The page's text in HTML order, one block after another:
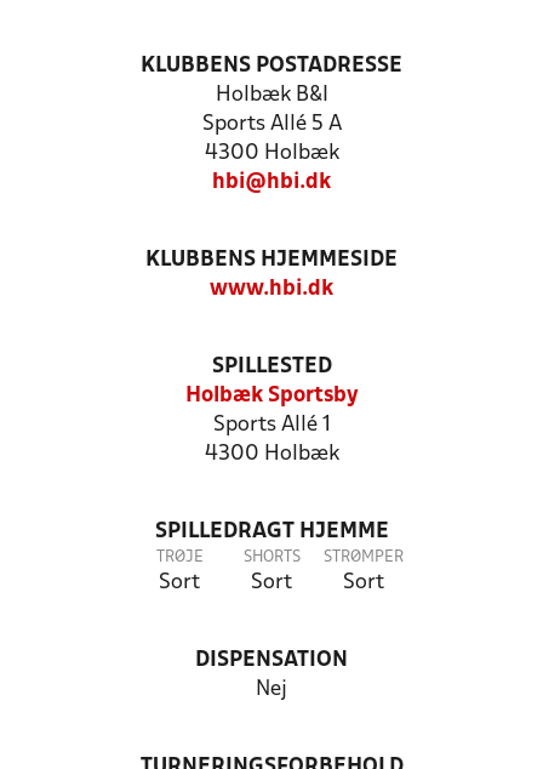
KLUBBENS POSTADRESSE
Holbæk B&I
Sports Allé 5 A
4300 Holbæk
hbi@hbi.dk
KLUBBENS HJEMMESIDE
www.hbi.dk
SPILLESTED
Holbæk Sportsby
Sports Allé 1
4300 Holbæk
SPILLEDRAGT HJEMME
TRØJE
Sort
SHORTS
Sort
STRØMPER
Sort
DISPENSATION
Nej